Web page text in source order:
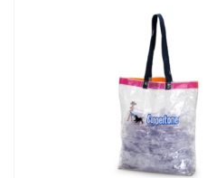
são produzidas com
qualidade, resistentes
garantem a proteção